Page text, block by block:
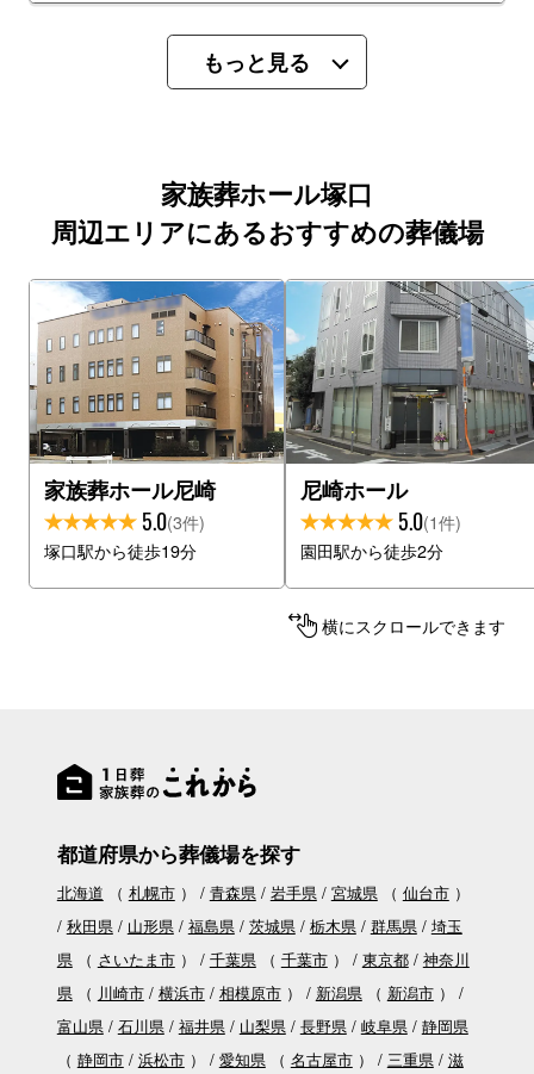
もっと見る
家族葬ホール塚口
周辺エリアにあるおすすめの葬儀場
家族葬ホール尼崎
5.0(3件)
塚口駅から徒歩19分
尼崎ホール
5.0(1件)
園田駅から徒歩2分
横にスクロールできます
都道府県から葬儀場を探す
北海道 （ 札幌市） 青森県 岩手県 宮城県（ 仙台市）
秋田県
山形県 福島県 茨城県 栃木県 群馬県
埼玉
県（ さいたま市） 千葉県（ 千葉市） 東京都
神奈川
県（ 川崎市 横浜市 相模原市） 新潟県（ 新潟市）
富山県
石川県 福井県 山梨県 長野県 岐阜県
静岡県
（ 静岡市 浜松市） 愛知県（ 名古屋市） 三重県 滋